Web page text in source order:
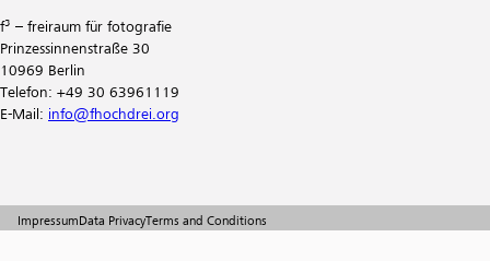
f³ – freiraum für fotografie
Prinzessinnenstraße 30
10969 Berlin
Telefon: +49 30 63961119
E-Mail: info@fhochdrei.org
ImpressumData PrivacyTerms and Conditions